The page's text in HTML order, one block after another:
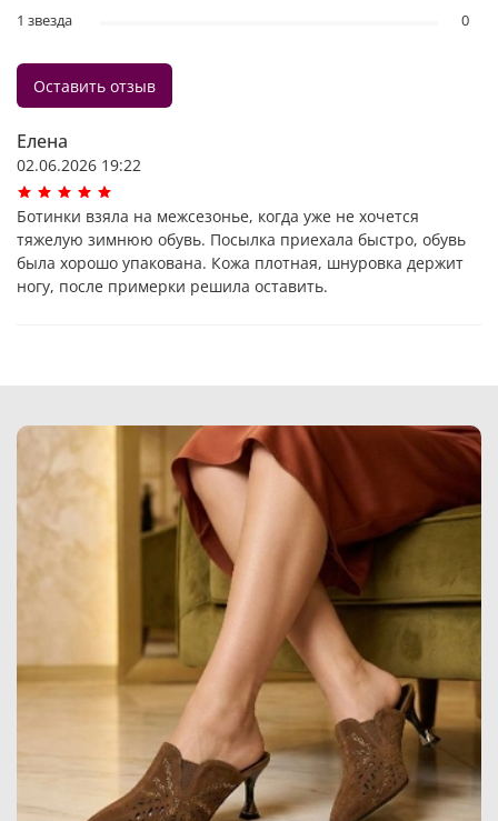
Елена
02.06.2026 19:22
Ботинки взяла на межсезонье, когда уже не хочется
тяжелую зимнюю обувь. Посылка приехала быстро, обувь
была хорошо упакована. Кожа плотная, шнуровка держит
ногу, после примерки решила оставить.
1 звезда
0
Оставить отзыв